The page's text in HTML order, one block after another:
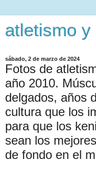
atletismo y
sábado, 2 de marzo de 2024
Fotos de
año 2010.
delgados, años
cultura que los
para que los
sean los
de fondo en el